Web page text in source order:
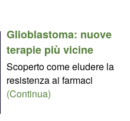
Glioblastoma: nuove
terapie più vicine
Scoperto come eludere la
resistenza ai farmaci
(Continua)